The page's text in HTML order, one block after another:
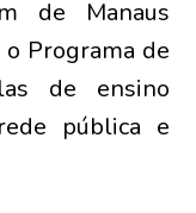
de Manaus
Programa de
de ensino
pública e